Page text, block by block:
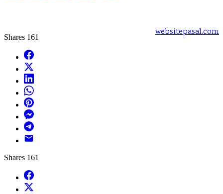
websitepasal.com
Shares 161
Facebook
WhatsApp
Pinterest
Messenger
Telegram
Shares 161
Facebook